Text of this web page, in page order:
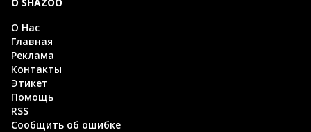
О Нас
Главная
Реклама
Контакты
Этикет
Помощь
RSS
Сообщить об ошибке